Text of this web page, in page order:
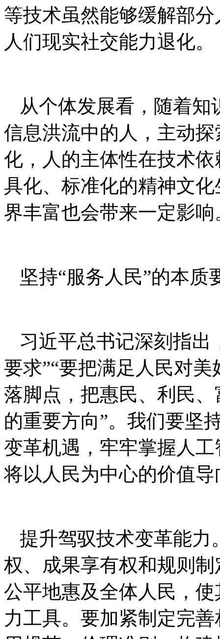
等技术虽然能够缓解部
人们现实社交能力退化。
从个体发展看，随着
信息洪流中的人，主动
化，人的主体性在技术
具化、标准化的精神文
界丰富也会带来一定影响
坚持“服务人民”的本质
习近平总书记深刻指出
要求”“要把满足人民对
落脚点，把惠民、利民
的重要方向”。我们要坚
变革机遇，牢牢掌握人
将以人民为中心的价值
提升驾驭技术变革能力
权、成果享有权和规则
公平地惠及全体人民，
力工具。要加紧制定完